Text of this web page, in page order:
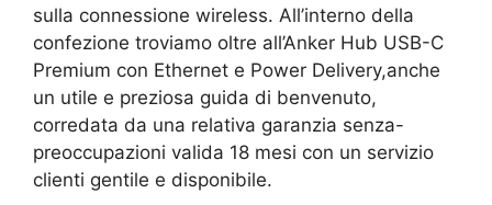
sulla connessione wireless. All’interno della
confezione troviamo oltre all’Anker Hub USB-C
Premium con Ethernet e Power Delivery,anche
un utile e preziosa guida di benvenuto,
corredata da una relativa garanzia senza-
preoccupazioni valida 18 mesi con un servizio
clienti gentile e disponibile.